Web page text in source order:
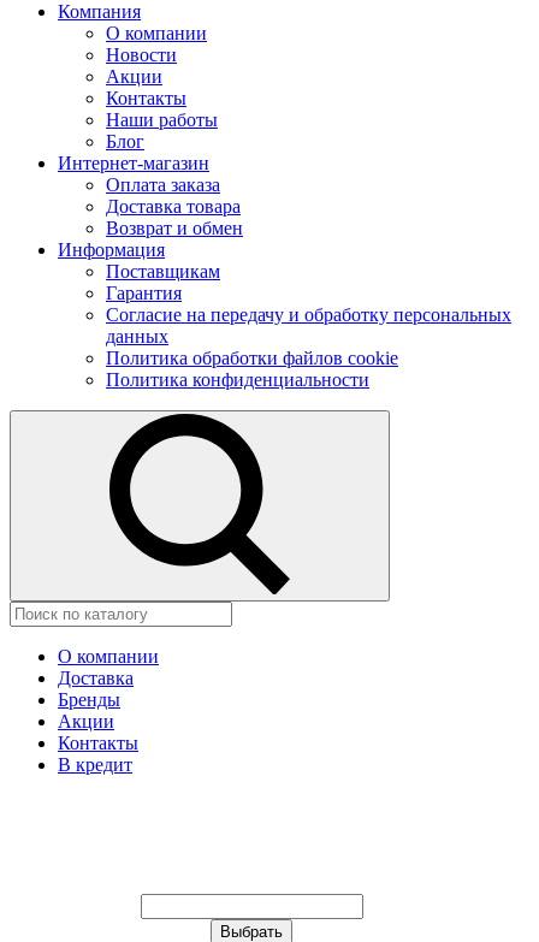
Компания
О компании
Новости
Акции
Контакты
Наши работы
Блог
Интернет-магазин
Оплата заказа
Доставка товара
Возврат и обмен
Информация
Поставщикам
Гарантия
Согласие на передачу и обработку персональных
данных
Политика обработки файлов cookie
Политика конфиденциальности
О компании
Доставка
Бренды
Акции
Контакты
В кредит